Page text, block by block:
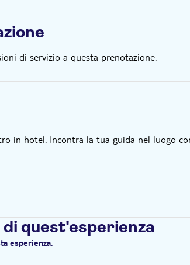
di servizio a questa prenotazione.
in hotel. Incontra la tua guida nel luogo
quest'esperienza
esperienza.